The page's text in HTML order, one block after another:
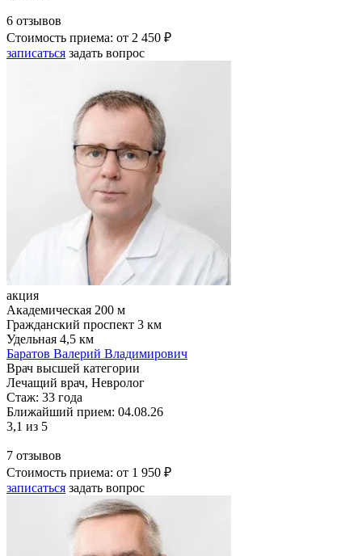
6 отзывов
Стоимость приема: от 2 450 ₽
записаться задать вопрос
акция
Академическая 200 м
Гражданский проспект 3 км
Удельная 4,5 км
Баратов Валерий Владимирович
Врач высшей категории
Лечащий врач, Невролог
Стаж: 33 года
Ближайший прием: 04.08.26
3,1 из 5
7 отзывов
Стоимость приема: от 1 950 ₽
записаться задать вопрос